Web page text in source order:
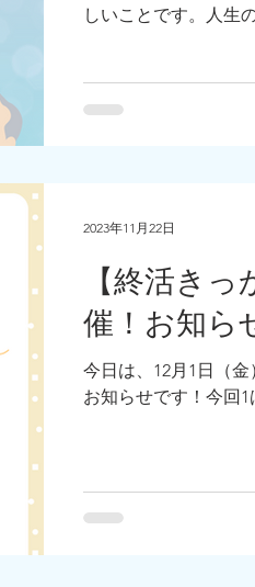
しいことです。人生
【終活きっ
催！お知ら
今日は、12月1日（
お知らせです！今回1
2023年11月22日